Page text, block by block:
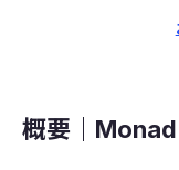
概要｜